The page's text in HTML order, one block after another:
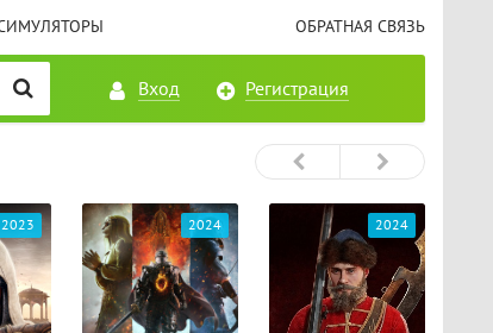
ОБРАТНАЯ СВЯЗЬ
Вход Регистрация
2023 2024 2024